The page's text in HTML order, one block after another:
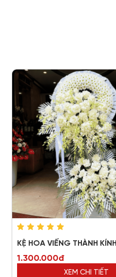
KỆ HOA VIẾNG THÀNH KÍNH
1.300.000đ
XEM CHI TIẾT